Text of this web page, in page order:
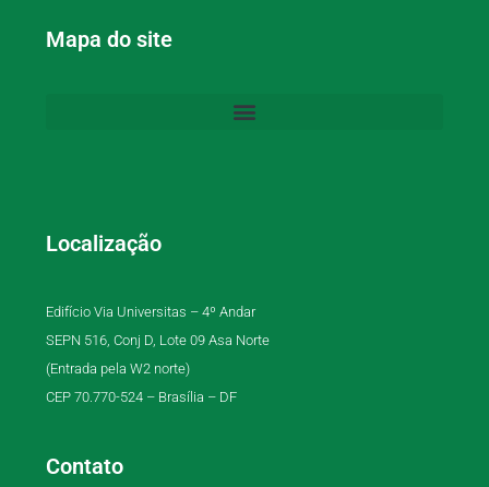
Mapa do site
Localização
Edifício Via Universitas – 4º Andar
SEPN 516, Conj D, Lote 09 Asa Norte
(Entrada pela W2 norte)
CEP 70.770-524 – Brasília – DF
Contato